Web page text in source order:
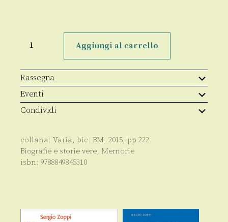
Aggiungi al carrello
Rassegna
Eventi
Condividi
collana: Varia, bic: BM, 2015, pp 222
Biografie e storie vere, Memorie
isbn: 9788849845310